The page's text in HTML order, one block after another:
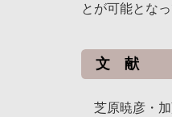
とが可能とな
文 献
芝原暁彦・加